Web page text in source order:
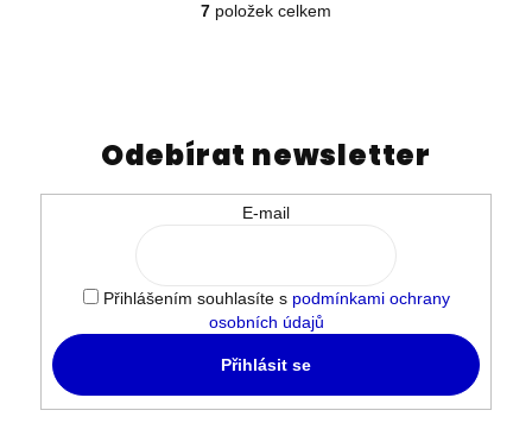
O
a
c
í
v
k
y
v
ý
7 položek celkem
Odebírat newsletter
E-mail
Přihlášením souhlasíte s podmínkami ochrany
osobních údajů
Přihlásit se